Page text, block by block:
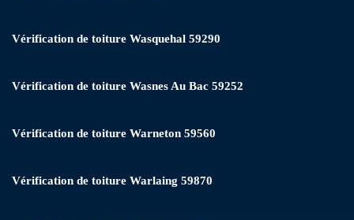
Vérification de toiture Wasquehal 59290
Vérification de toiture Wasnes Au Bac 59252
Vérification de toiture Warneton 59560
Vérification de toiture Warlaing 59870